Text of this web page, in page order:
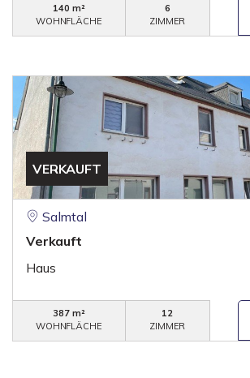
140 m²
WOHNFLÄCHE
6
ZIMMER
VERKAUFT
Salmtal
Verkauft
Haus
387 m²
WOHNFLÄCHE
12
ZIMMER